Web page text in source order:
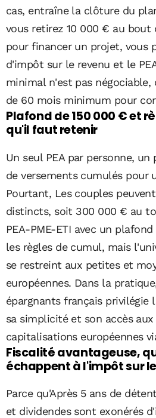
cas, entraîne la clôture du
vous retirez 10 000 € au bout
pour financer un projet, vous
d'impôt sur le revenu et le
minimal n'est pas négociable,
de 60 mois minimum pour
Plafond de 150 000 € et
qu'il faut retenir
Un seul PEA par personne,
de versements cumulés pour
Pourtant, Les couples
distincts, soit 300 000 € au
PEA-PME-ETI avec un
les règles de cumul, mais
se restreint aux petites et
européennes. Dans la
épargnants français privilégie
sa simplicité et son accès aux
capitalisations européennes
Fiscalité avantageuse,
échappent à l'impôt sur
Parce qu'Après 5 ans de
et dividendes sont exonérés